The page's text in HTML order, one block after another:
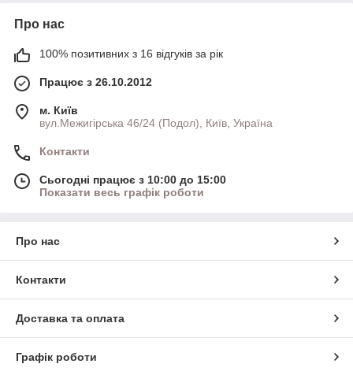
Про нас
100% позитивних з 16 відгуків за рік
Працює з 26.10.2012
м. Київ
вул.Межигірська 46/24 (Подол), Київ, Україна
Контакти
Сьогодні працює з 10:00 до 15:00
Показати весь графік роботи
Про нас
Контакти
Доставка та оплата
Графік роботи